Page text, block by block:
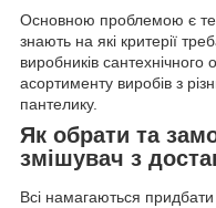
Основною проблемою є
знають на які критерії
виробників
асортименту виробів з
пантелику.
Як обрати та
змішувач з
Всі намагаються